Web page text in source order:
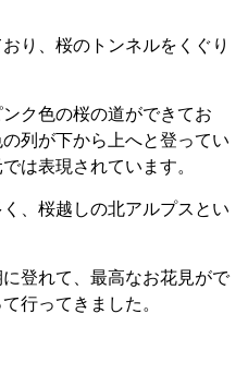
り、桜のトンネルをくぐり
ク色の桜の道ができてお
列が下から上へと登ってい
は表現されています。
、桜越しの北アルプスとい
登れて、最高なお花見がで
行ってきました。